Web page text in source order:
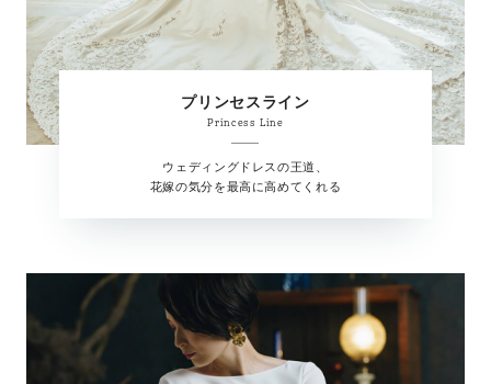
プリンセスライン
Princess Line
ウェディングドレスの王道、
花嫁の気分を最高に高めてくれる